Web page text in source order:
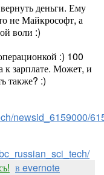
деньги. Ему
не Майкрософт, а
воли :)
:) 100
к зарплате. Может, и
также? :)
newsid_6159000/
в evernote